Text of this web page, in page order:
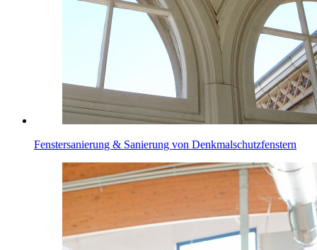
Fenstersanierung & Sanierung von Denkmalschutzfenstern